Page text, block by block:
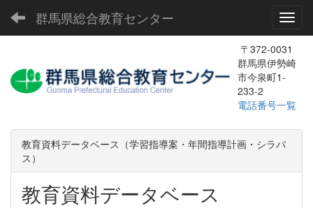
群馬県総合教育センター
〒372-0031
群馬県伊勢崎
市今泉町1-
233-2
電話番号一覧
教育資料データベース（学習指導案・年間指導計画・シラバ
ス）
教育資料データベース